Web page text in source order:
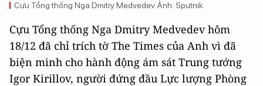
Cựu Tổng thống Nga Dmitry Medvedev. Ảnh: Sputnik.
Cựu Tổng thống Nga Dmitry Medvedev hôm
18/12 đã chỉ trích tờ The Times của Anh vì ​​đã
biện minh cho hành động ám sát Trung tướng
Igor Kirillov, người đứng đầu Lực lượng Phòng